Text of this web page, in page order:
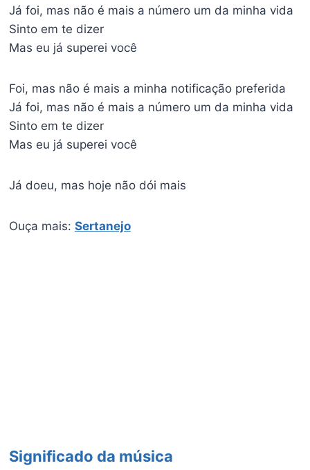
Já foi, mas não é mais a número um da minha vida
Sinto em te dizer
Mas eu já superei você
Foi, mas não é mais a minha notificação preferida
Já foi, mas não é mais a número um da minha vida
Sinto em te dizer
Mas eu já superei você
Já doeu, mas hoje não dói mais
Ouça mais: Sertanejo
Significado da música